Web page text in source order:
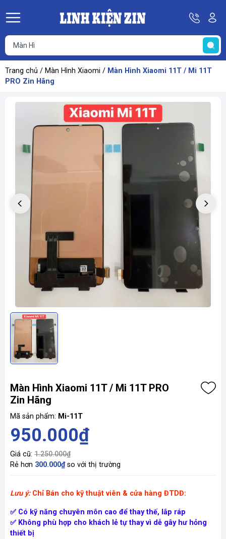
Hotline
08
69
67
68
69
Trang chủ / Màn Hình Xiaomi / Màn Hình Xiaomi 11T / Mi 11T
PRO Zin Hãng
Màn Hình Xiaomi 11T / Mi 11T PRO
Zin Hãng
Mã sản phẩm: Mi-11T
950.000₫
Giá cũ: 1.250.000₫
Rẻ hơn 300.000₫so với thị trường
Lưu ý: Chỉ Bán cho kỹ thuật viên & cửa hàng ĐTDĐ:
✅ Có kỹ năng chuyên môn cao để thay thế, lắp ráp
✅ Không phù hợp cho khách lẻ tự thay vì dễ gây hư hỏng
thiết bị